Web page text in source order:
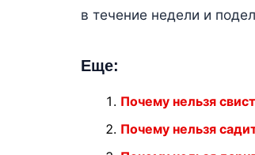
в течение недели и
Еще:
Почему нельзя
Почему нельзя